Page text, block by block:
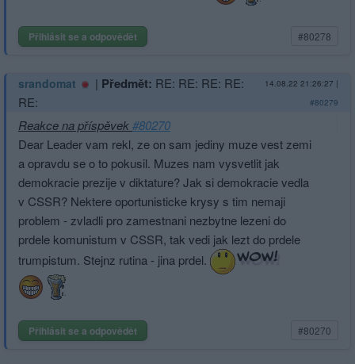
Přihlásit se a odpovědět #80278
srandomat | Předmět: RE: RE: RE: RE:
RE:
14.08.22 21:26:27 |
#80279
Reakce na příspěvek#80270
Dear Leader vam rekl, ze on sam jediny muze vest zemi
a opravdu se o to pokusil. Muzes nam vysvetlit jak
demokracie prezije v diktature? Jak si demokracie vedla
v CSSR? Nektere oportunisticke krysy s tim nemaji
problem - zvladli pro zamestnani nezbytne lezeni do
prdele komunistum v CSSR, tak vedi jak lezt do prdele
trumpistum. Stejnz rutina - jina prdel.
Přihlásit se a odpovědět #80270